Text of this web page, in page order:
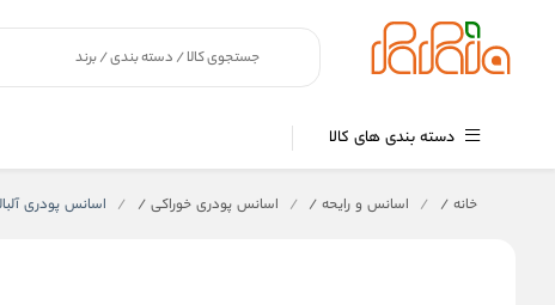
دسته بندی های کالا
خانه/ اسانس و رایحه / اسانس پودری خوراکی/ اسانس پودری آلبالو |